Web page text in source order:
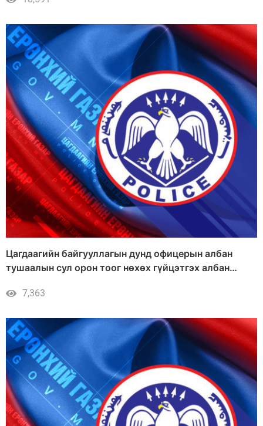
Цагдаагийн байгууллагын дунд офицерын албан
тушаалын сул орон тоог нөхөх гүйцэтгэх албан
иргэдийн нэрс
7,363